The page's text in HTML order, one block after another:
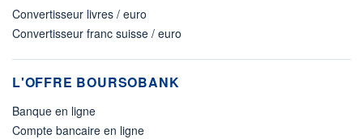
Convertisseur livres / euro
Convertisseur franc suisse / euro
L'OFFRE BOURSOBANK
Banque en ligne
Compte bancaire en ligne